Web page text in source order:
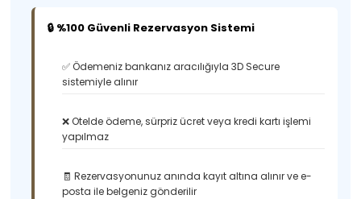
🔒 %100 Güvenli Rezervasyon Sistemi
✅ Ödemeniz bankanız aracılığıyla 3D Secure
sistemiyle alınır
❌ Otelde ödeme, sürpriz ücret veya kredi kartı işlemi
yapılmaz
🧾 Rezervasyonunuz anında kayıt altına alınır ve e-
posta ile belgeniz gönderilir